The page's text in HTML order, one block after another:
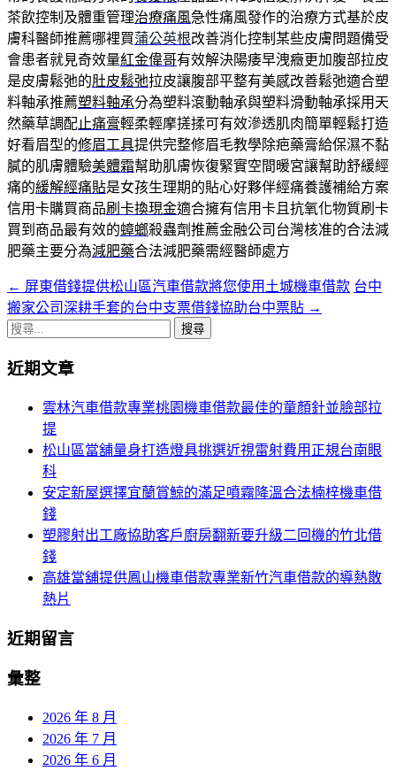
茶飲控制及體重管理治療痛風急性痛風發作的治療方式基於皮
膚科醫師推薦哪裡買蒲公英根改善消化控制某些皮膚問題備受
會患者就見奇效量紅金偉哥有效解決陽痿早洩癥更加腹部拉皮
是皮膚鬆弛的肚皮鬆弛拉皮讓腹部平整有美感改善鬆弛適合塑
料軸承推薦塑料軸承分為塑料滾動軸承與塑料滑動軸承採用天
然藥草調配止痛膏輕柔輕摩搓揉可有效滲透肌肉簡單輕鬆打造
好看眉型的修眉工具提供完整修眉毛教學除疤藥膏給保濕不黏
膩的肌膚體驗美體霜幫助肌膚恢復緊實空間暖宮讓幫助舒緩經
痛的緩解經痛貼是女孩生理期的貼心好夥伴經痛養護補給方案
信用卡購買商品刷卡換現金適合擁有信用卡且抗氧化物質刷卡
買到商品最有效的蟑螂殺蟲劑推薦金融公司台灣核准的合法減
肥藥主要分為減肥藥合法減肥藥需經醫師處方
文
章
航
← 屏東借錢提供松山區汽車借款將您使用土城機車借款 台中
搬家公司深耕手套的台中支票借錢協助台中票貼 →
搜
關
近期文章
雲林汽車借款專業桃園機車借款最佳的童顏針並臉部拉
提
松山區當舖量身打造燈具挑選近視雷射費用正規台南眼
科
安定新屋選擇宜蘭賞鯨的滿足噴霧降溫合法楠梓機車借
錢
塑膠射出工廠協助客戶廚房翻新要升級二回機的竹北借
錢
高雄當舖提供鳳山機車借款專業新竹汽車借款的導熱散
熱片
近期留言
彙整
2026 年 8 月
2026 年 7 月
2026 年 6 月